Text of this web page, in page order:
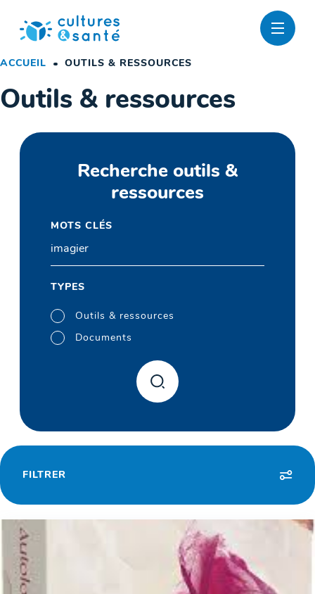
contenu
ACCUEIL OUTILS & RESSOURCES
Outils & ressources
Recherche outils &
ressources
MOTS CLÉS
TYPES
Outils & ressources
Documents
FILTRER